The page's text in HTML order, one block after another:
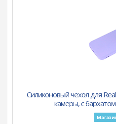
Силиконовый чехол для
камеры, с